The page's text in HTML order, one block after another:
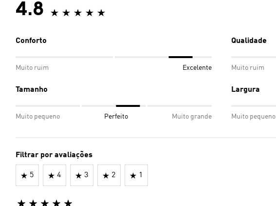
4.8
Conforto
Muito ruim Excelente
Qualidade
Muito ruim
Tamanho
Muito pequeno Perfeito Muito grande
Largura
Muito pequeno
Filtrar por avaliações
5 4 3 2 1